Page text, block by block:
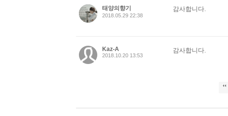
태양의향기
2018.05.29 22:38
감사합니다.
Kaz-A
2018.10.20 13:53
감사합니다.